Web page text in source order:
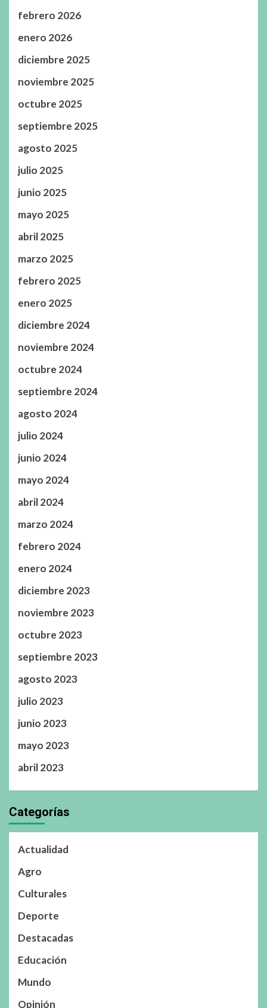
febrero 2026
enero 2026
diciembre 2025
noviembre 2025
octubre 2025
septiembre 2025
agosto 2025
julio 2025
junio 2025
mayo 2025
abril 2025
marzo 2025
febrero 2025
enero 2025
diciembre 2024
noviembre 2024
octubre 2024
septiembre 2024
agosto 2024
julio 2024
junio 2024
mayo 2024
abril 2024
marzo 2024
febrero 2024
enero 2024
diciembre 2023
noviembre 2023
octubre 2023
septiembre 2023
agosto 2023
julio 2023
junio 2023
mayo 2023
abril 2023
Categorías
Actualidad
Agro
Culturales
Deporte
Destacadas
Educación
Mundo
Opinión